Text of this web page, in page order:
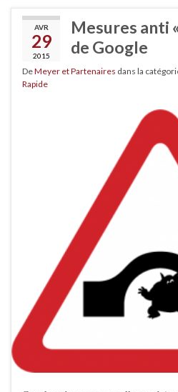
AVR
29
2015
Mesures anti
de Google
DeMeyer et Partenaires dans la
Rapide